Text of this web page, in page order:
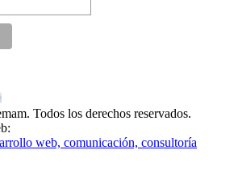
Todos los derechos reservados.